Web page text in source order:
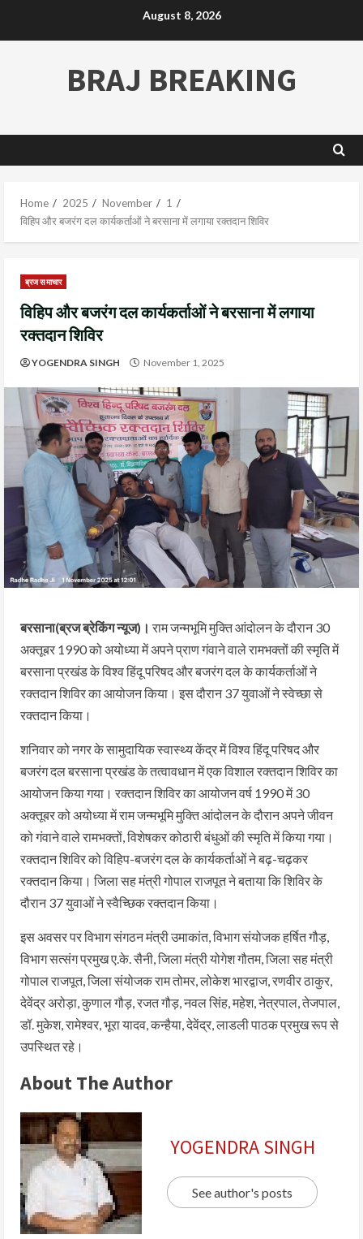
August 8, 2026
BRAJ BREAKING
Home 2025 November
1
विहिप और बजरंग दल कार्यकर्ताओं ने बरसाना में लगाया रक्तदान शिविर
ब्रज समाचार
विहिप और बजरंग दल कार्यकर्ताओं ने बरसाना में लगाया
रक्तदान शिविर
YOGENDRA SINGH November 1, 2025
बरसाना(ब्रज ब्रेकिंग न्यूज)।राम जन्मभूमि मुक्ति आंदोलन के दौरान 30
अक्तूबर 1990 को अयोध्या में अपने प्राण गंवाने वाले रामभक्तों की स्मृति में
बरसाना प्रखंड के विश्व हिंदू परिषद और बजरंग दल के कार्यकर्ताओं ने
रक्तदान शिविर का आयोजन किया। इस दौरान 37 युवाओं ने स्वेच्छा से
रक्तदान किया।
शनिवार को नगर के सामुदायिक स्वास्थ्य केंद्र में विश्व हिंदू परिषद और
बजरंग दल बरसाना प्रखंड के तत्वावधान में एक विशाल रक्तदान शिविर का
आयोजन किया गया। रक्तदान शिविर का आयोजन वर्ष 1990 में 30
अक्तूबर को अयोध्या में राम जन्मभूमि मुक्ति आंदोलन के दौरान अपने जीवन
को गंवाने वाले रामभक्तों, विशेषकर कोठारी बंधुओं की स्मृति में किया गया।
रक्तदान शिविर को विहिप-बजरंग दल के कार्यकर्ताओं ने बढ़-चढ़कर
रक्तदान किया। जिला सह मंत्री गोपाल राजपूत ने बताया कि शिविर के
दौरान 37 युवाओं ने स्वैच्छिक रक्तदान किया।
इस अवसर पर विभाग संगठन मंत्री उमाकांत, विभाग संयोजक हर्षित गौड़,
विभाग सत्संग प्रमुख ए.के. सैनी, जिला मंत्री योगेश गौतम, जिला सह मंत्री
गोपाल राजपूत, जिला संयोजक राम तोमर, लोकेश भारद्वाज, रणवीर ठाकुर,
देवेंद्र अरोड़ा, कुणाल गौड़, रजत गौड़, नवल सिंह, महेश, नेत्रपाल, तेजपाल,
डॉ. मुकेश, रामेश्वर, भूरा यादव, कन्हैया, देवेंद्र, लाडली पाठक प्रमुख रूप से
उपस्थित रहे।
About The Author
YOGENDRA SINGH
See author's posts